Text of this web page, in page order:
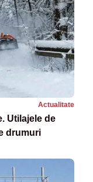
Actualitate
Utilajele de
drumuri